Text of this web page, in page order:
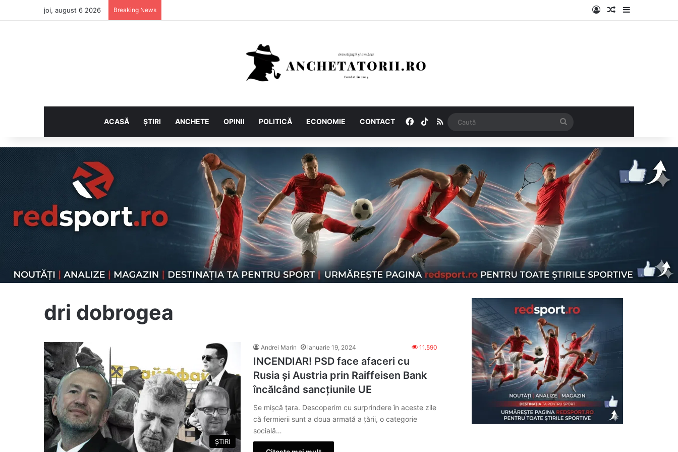
joi, august 6 2026 Breaking News Log InArticol aleatoriu
ACASĂ ȘTIRI ANCHETE OPINII POLITICĂ ECONOMIE CONTACT Facebook
TikTokRSS
dri dobrogea
ȘTIRI
Andrei Marin ianuarie 19, 2024 11.590
INCENDIAR! PSD face afaceri cu
Rusia și Austria prin Raiffeisen Bank
încălcând sancțiunile UE
Se mișcă țara. Descoperim cu surprindere în aceste zile
că fermierii sunt a doua armată a țării, o categorie
socială…